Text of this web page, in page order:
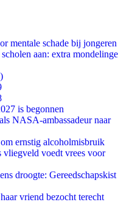
mentale schade bij jongeren
aan: extra mondelinge
is begonnen
NASA-ambassadeur naar
ernstig alcoholmisbruik
voedt vrees voor
droogte: Gereedschapskist
vriend bezocht terecht